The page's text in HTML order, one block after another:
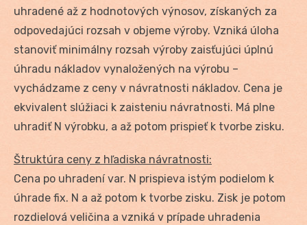
uhradené až z hodnotových výnosov, získaných za
odpovedajúci rozsah v objeme výroby. Vzniká úloha
stanoviť minimálny rozsah výroby zaisťujúci úplnú
úhradu nákladov vynaložených na výrobu –
vychádzame z ceny v návratnosti nákladov. Cena je
ekvivalent slúžiaci k zaisteniu návratnosti. Má plne
uhradiť N výrobku, a až potom prispieť k tvorbe zisku.
Štruktúra ceny z hľadiska návratnosti:
Cena po uhradení var. N prispieva istým podielom k
úhrade fix. N a až potom k tvorbe zisku. Zisk je potom
rozdielová veličina a vzniká v prípade uhradenia